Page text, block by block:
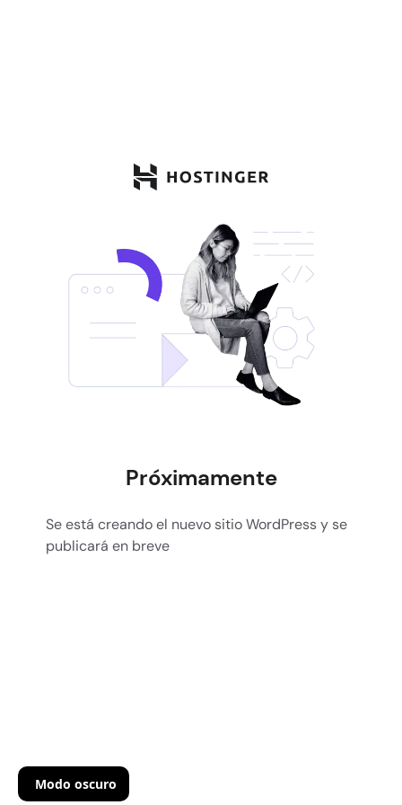
Próximamente
Se está creando el nuevo sitio WordPress y se
publicará en breve
Modo oscuro